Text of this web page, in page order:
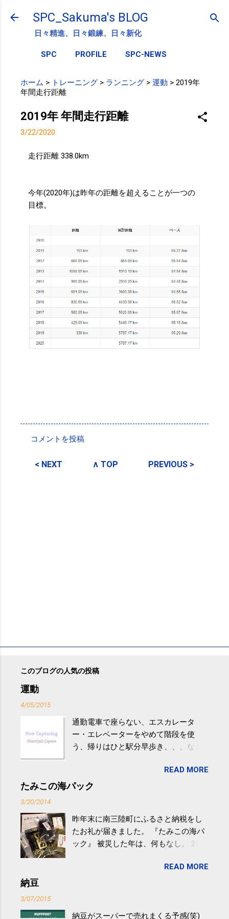
スキップしてメイン コンテンツに移動
SPC_Sakuma's BLOG
日々精進、日々鍛練、日々新化
SPC PROFILE SPC-NEWS
ホーム > トレーニング > ランニング > 運動 > 2019年
年間走行距離
2019年 年間走行距離
3/22/2020
走行距離 338.0km
今年(2020年)は昨年の距離を超えることが一つの
目標。
メ
コメントを投稿
< NEXT ∧ TOP PREVIOUS >
このブログの人気の投稿
運動
4/05/2015
通勤電車で座らない、エスカレータ
ー・エレベーターをやめて階段を使
う、帰りはひと駅分早歩き、、、など
やすい。 スポーツウェア・シューズで
するものだけが運動ではない。 食べ
けると改善する、との結果を筑波大の
研究チームが発表した。改善が期待で
きるのは、過度の飲酒が原因ではない
減らなくても効果があるという。 正田
READ MORE
たみこの海パック
3/20/2014
昨年末に南三陸町にふるさと納税をし
たお礼が届きました。 『たみこの海パ
ック』 被災した年は、何もなし。 2年
が『たみこの海パック』。 ボランティ
READ MORE
納豆
3/07/2015
納豆がスーパーで売れまくる予感(笑)